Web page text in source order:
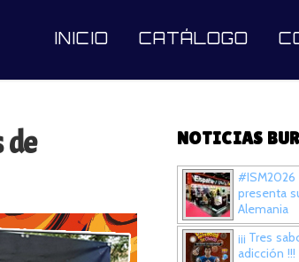
INICIO CATÁLOGO
de
NOTICIAS
#ISM2026
presenta
Alemania
¡¡¡ Tres
adicción !!!